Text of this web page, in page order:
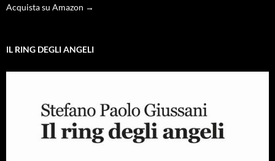
Acquista su Amazon →
IL RING DEGLI ANGELI